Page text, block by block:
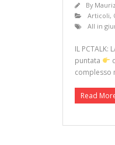
By
Articoli,
All in
IL PCTALK:
puntata
complesso
Read